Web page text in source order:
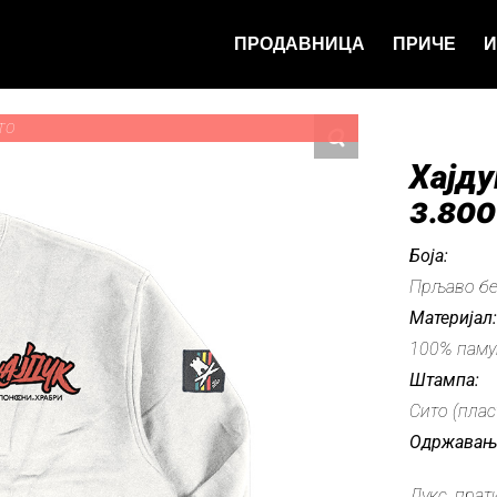
ПРОДАВНИЦА ПРИЧЕ
Боја:
Прљаво
Материјал:
100%
Штампа:
Сито